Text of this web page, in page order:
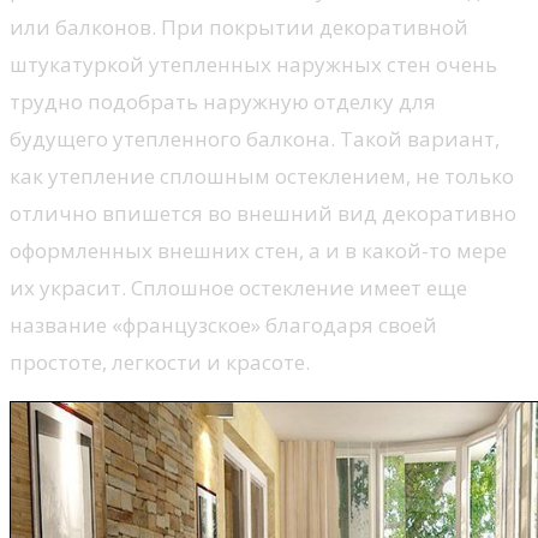
или балконов. При покрытии декоративной
штукатуркой утепленных наружных стен очень
трудно подобрать наружную отделку для
будущего утепленного балкона. Такой вариант,
как утепление сплошным остеклением, не только
отлично впишется во внешний вид декоративно
оформленных внешних стен, а и в какой-то мере
их украсит. Сплошное остекление имеет еще
название «французское» благодаря своей
простоте, легкости и красоте.